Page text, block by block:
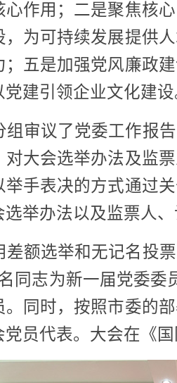
心作用；二是聚焦核
，为可持续发展提供
；五是加强党风廉政
党建引领企业文化建
议了党委工作报告
对大会选举办法及监
举手表决的方式通过
选举办法以及监票人
选举和无记名投票
同志为新一届党委
。同时，按照市委的
党员代表。大会在《